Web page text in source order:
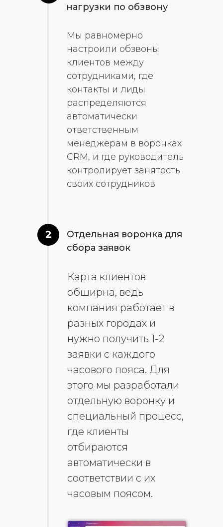
нагрузки по обзвону
Мы равномерно
настроили обзвоны
клиентов между
сотрудниками, где
контакты и лиды
распределяются
автоматически
ответственным
менеджерам в воронках
CRM, и где руководитель
контролирует занятость
своих сотрудников
2
Отдельная воронка для
сбора заявок
Карта клиентов
обширна, ведь
компания работает в
разных городах и
нужно получить 1-2
заявки с каждого
часового пояса. Для
этого мы разработали
отдельную воронку и
специальный процесс,
где клиенты
отбираются
автоматически в
соответствии с их
часовым поясом.